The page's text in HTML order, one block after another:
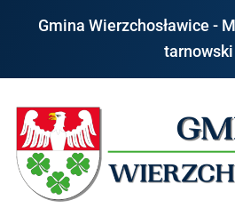
Gmina Wierzchosławice -
tarnowski